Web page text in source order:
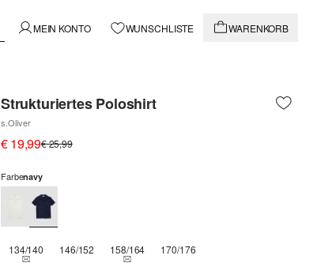
MEIN KONTO WUNSCHLISTE WARENKORB
Strukturiertes Poloshirt
s.Oliver
€ 19,99€ 25,99
Farbenavy
134/140THIS SIZE IS CURRENTLY OUT OF STOCK
146/152 158/164THIS SIZE IS CURRENTLY OUT OF STOCK
170/176